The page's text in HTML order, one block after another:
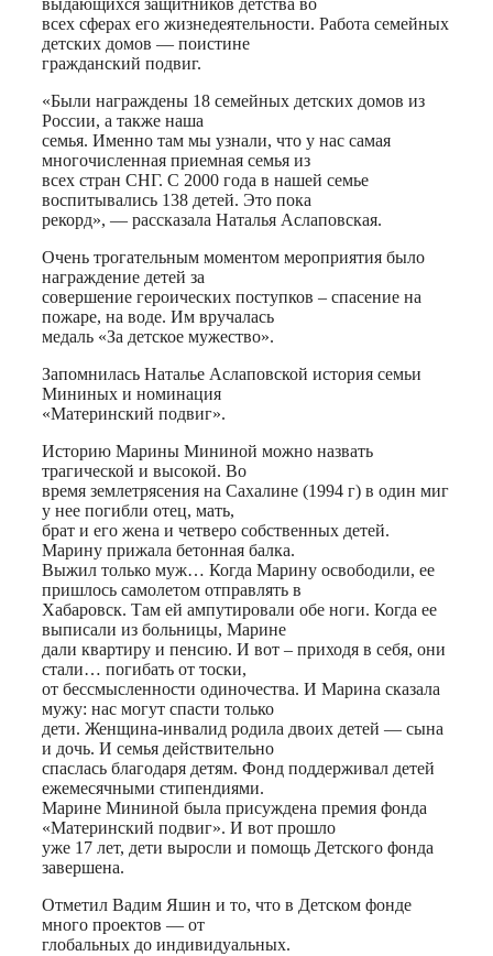
выдающихся защитников детства во
всех сферах его жизнедеятельности. Работа семейных
детских домов — поистине
гражданский подвиг.
«Были награждены 18 семейных детских домов из
России, а также наша
семья. Именно там мы узнали, что у нас самая
многочисленная приемная семья из
всех стран СНГ. С 2000 года в нашей семье
воспитывались 138 детей. Это пока
рекорд», — рассказала Наталья Аслаповская.
Очень трогательным моментом мероприятия было
награждение детей за
совершение героических поступков – спасение на
пожаре, на воде. Им вручалась
медаль «За детское мужество».
Запомнилась Наталье Аслаповской история семьи
Мининых и номинация
«Материнский подвиг».
Историю Марины Мининой можно назвать
трагической и высокой. Во
время землетрясения на Сахалине (1994 г) в один миг
у нее погибли отец, мать,
брат и его жена и четверо собственных детей.
Марину прижала бетонная балка.
Выжил только муж… Когда Марину освободили, ее
пришлось самолетом отправлять в
Хабаровск. Там ей ампутировали обе ноги. Когда ее
выписали из больницы, Марине
дали квартиру и пенсию. И вот – приходя в себя, они
стали… погибать от тоски,
от бессмысленности одиночества. И Марина сказала
мужу: нас могут спасти только
дети. Женщина-инвалид родила двоих детей — сына
и дочь. И семья действительно
спаслась благодаря детям. Фонд поддерживал детей
ежемесячными стипендиями.
Марине Мининой была присуждена премия фонда
«Материнский подвиг». И вот прошло
уже 17 лет, дети выросли и помощь Детского фонда
завершена.
Отметил Вадим Яшин и то, что в Детском фонде
много проектов — от
глобальных до индивидуальных.